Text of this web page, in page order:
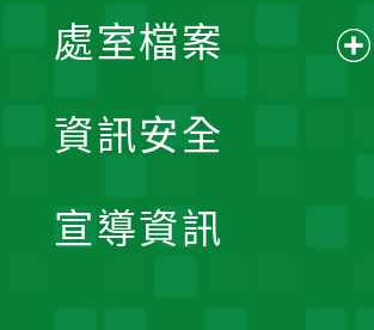
單
處室檔案
資訊安全
宣導資訊